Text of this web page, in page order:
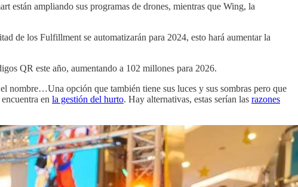
están ampliando sus programas de drones, mientras que Wing, la
de los Fulfillment se automatizarán para 2024, esto hará aumentar la
QR este año, aumentando a 102 millones para 2026.
nombre…Una opción que también tiene sus luces y sus sombras pero que
en la gestión del hurto. Hay alternativas, estas serían las razones